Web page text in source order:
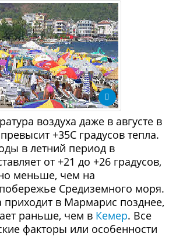
воздуха даже в августе в
+35С градусов тепла.
в летний период в
от +21 до +26 градусов,
меньше, чем на
Средиземного моря.
приходит в Мармарис позднее,
раньше, чем в Кемер. Все
факторы или особенности